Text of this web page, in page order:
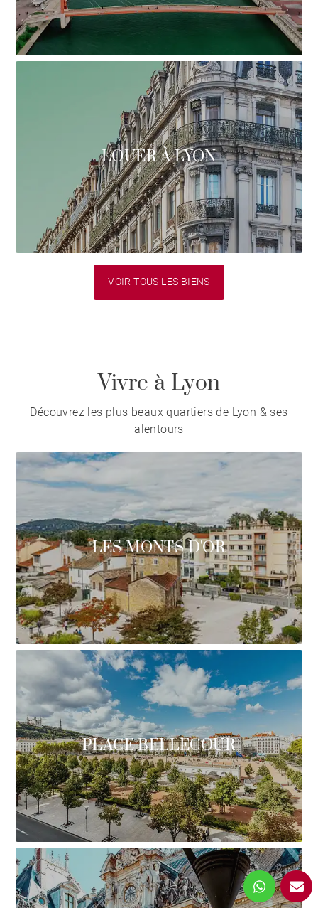
LOUER À LYON
VOIR TOUS LES BIENS
Vivre à Lyon
Découvrez les plus beaux quartiers de Lyon & ses
alentours
LES MONTS D'OR
PLACE BELLECOUR